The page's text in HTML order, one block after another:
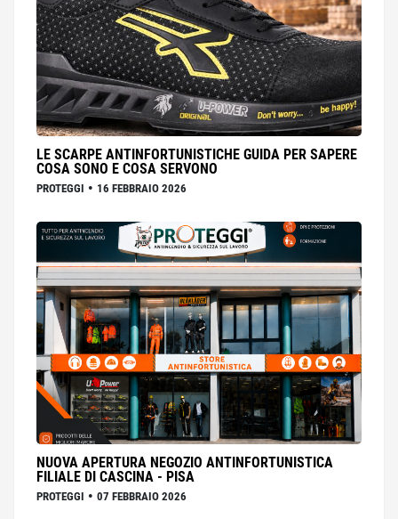
LE SCARPE ANTINFORTUNISTICHE GUIDA PER SAPERE
COSA SONO E COSA SERVONO
PROTEGGI • 16 FEBBRAIO 2026
NUOVA APERTURA NEGOZIO ANTINFORTUNISTICA
FILIALE DI CASCINA - PISA
PROTEGGI • 07 FEBBRAIO 2026